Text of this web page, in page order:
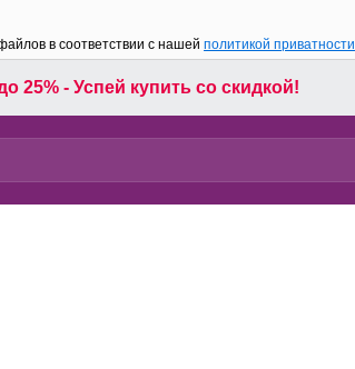
в соответствии с нашей политикой приватности
25% - Успей купить со скидкой!